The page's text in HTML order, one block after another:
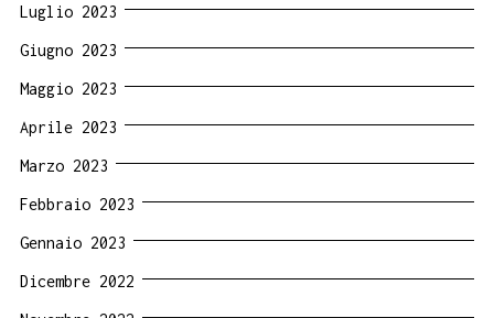
Luglio 2023
Giugno 2023
Maggio 2023
Aprile 2023
Marzo 2023
Febbraio 2023
Gennaio 2023
Dicembre 2022